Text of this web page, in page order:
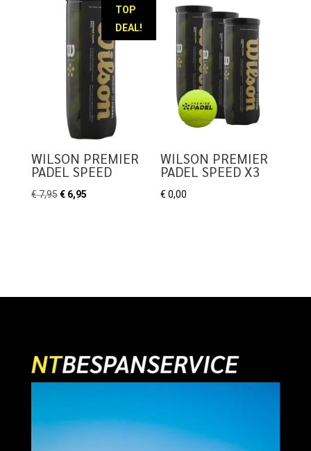
€ 22,50.€ 19,95.
€ 7,95.
TOP
DEAL!
WILSON PREMIER
PADEL SPEED
€7,95 Oorspronkelijke
€6,95Huidige
WILSON PREMIER
PADEL SPEED X3
€ 0,00